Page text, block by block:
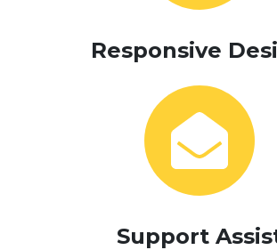
Responsive
Support